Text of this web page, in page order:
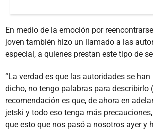
En medio de la emoción por
joven también hizo un llamado a las
especial, a quienes prestan este tipo de
“La verdad es que las autoridades se
dicho, no tengo palabras para describirlo
recomendación es que, de ahora en
jetski y todo eso tenga más
que esto que nos pasó a nosotros ayer y